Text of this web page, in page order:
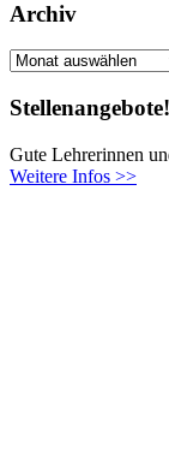
Archiv
Archiv
Stellenangebote!
Gute Lehrerinnen
Weitere Infos >>